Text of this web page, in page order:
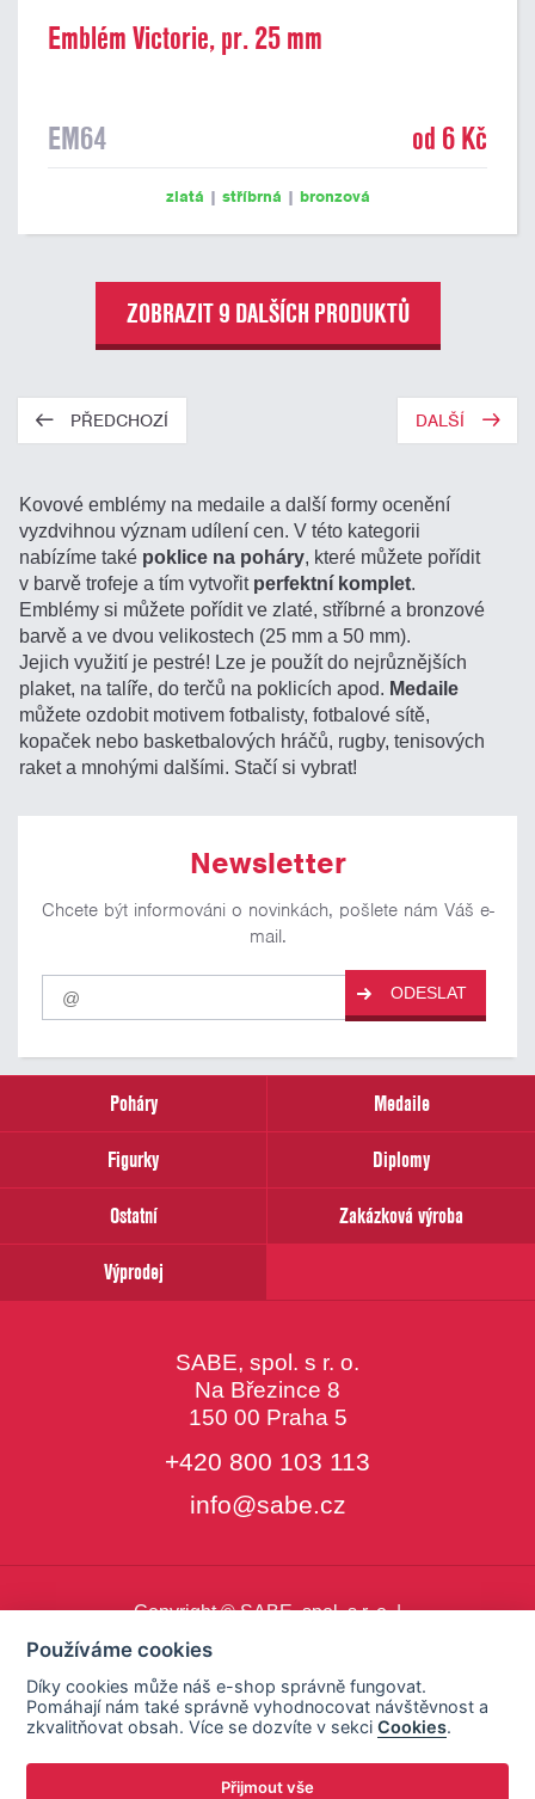
Emblém Victorie, pr. 25 mm
EM64 od 6 Kč
zlatá | stříbrná | bronzová
ZOBRAZIT 9 DALŠÍCH PRODUKTŮ
PŘEDCHOZÍ DALŠÍ
Kovové emblémy na medaile a další formy ocenění
vyzdvihnou význam udílení cen. V této kategorii
nabízíme také poklice na poháry, které můžete pořídit
v barvě trofeje a tím vytvořit perfektní komplet.
Emblémy si můžete pořídit ve zlaté, stříbrné a bronzové
barvě a ve dvou velikostech (25 mm a 50 mm).
Jejich využití je pestré! Lze je použít do nejrůznějších
plaket, na talíře, do terčů na poklicích apod. Medaile
můžete ozdobit motivem fotbalisty, fotbalové sítě,
kopaček nebo basketbalových hráčů, rugby, tenisových
raket a mnohými dalšími. Stačí si vybrat!
Newsletter
Chcete být informováni o novinkách, pošlete nám Váš e-
mail.
Pro
odběr
našich
email
ODESLAT
Poháry
Medaile
Figurky
Diplomy
Ostatní
Zakázková výroba
Výprodej
SABE, spol. s r. o.
Na Březince 8
150 00 Praha 5
+420 800 103 113
info@sabe.cz
Copyright © SABE, spol. s r. o. |
Používáme cookies
Díky cookies může náš e-shop správně fungovat.
Pomáhají nám také správně vyhodnocovat návštěvnost a
zkvalitňovat obsah. Více se dozvíte v sekciCookies.
Přijmout vše